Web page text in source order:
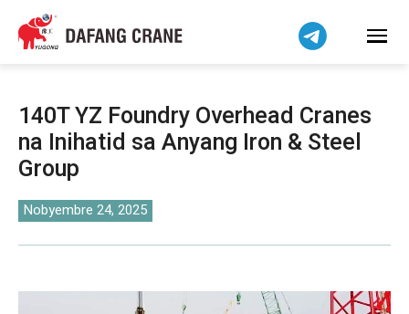
140T YZ Foundry Overhead Cranes
na Inihatid sa Anyang Iron & Steel
Group
Nobyembre 24, 2025
हिन्दी
Bahasa Indonesia
简体中文
বাংলা
فارسی
اردو
Українська
Беларуская мова